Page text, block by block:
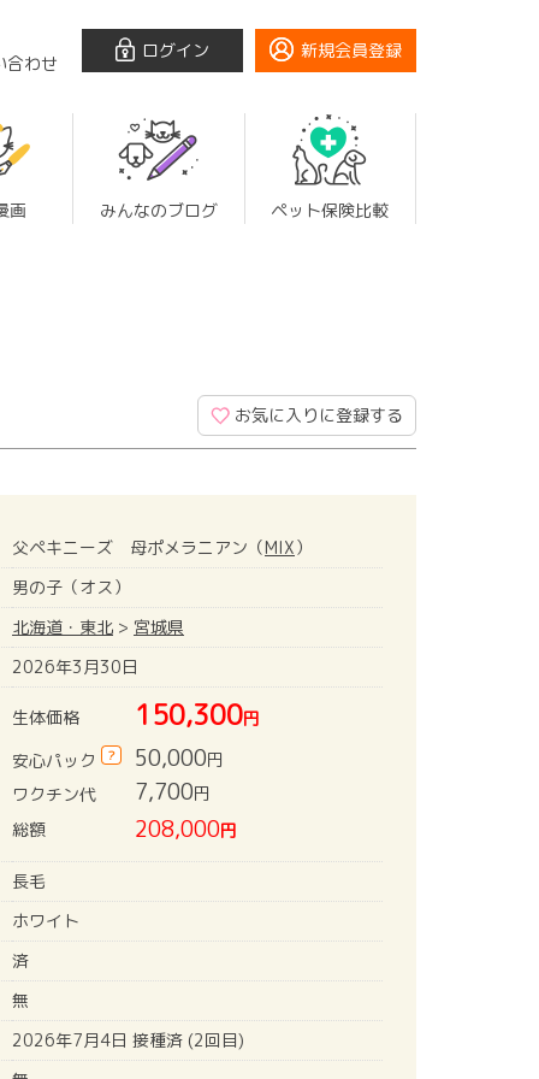
合わせ
ログイン 新規会員登録
画 みんなのブログ ペット保険比較
お気に入りに登録する
父ペキニーズ 母ポメラニアン（MIX）
男の子（オス）
北海道・東北 > 宮城県
2026年3月30日
生体価格 150,300円
安心パック
? 50,000円
ワクチン代
7,700円
総額
208,000円
長毛
ホワイト
済
無
2026年7月4日 接種済 (2回目)